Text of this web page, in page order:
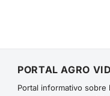
PORTAL AGRO
Portal informativo